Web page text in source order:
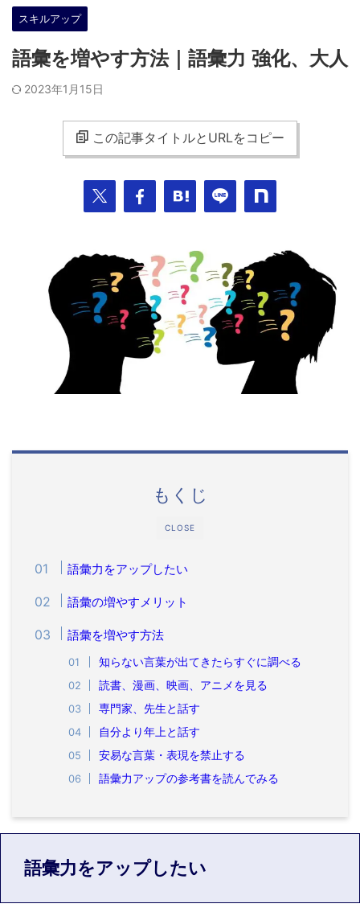
スキルアップ
語彙を増やす方法｜語彙力 強化、大人
2023年1月15日
この記事タイトルとURLをコピー
CLOSE
もくじ
語彙力をアップしたい
語彙の増やすメリット
語彙を増やす方法
知らない言葉が出てきたらすぐに調べる
読書、漫画、映画、アニメを見る
専門家、先生と話す
自分より年上と話す
安易な言葉・表現を禁止する
語彙力アップの参考書を読んでみる
語彙力をアップしたい